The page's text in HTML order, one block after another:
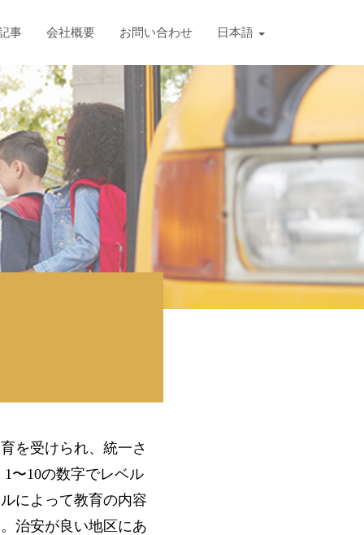
事 会社概要 お問い合わせ 日本語
を受けられ、統一さ
〜10の数字でレベル
によって教育の内容
治安が良い地区にあ